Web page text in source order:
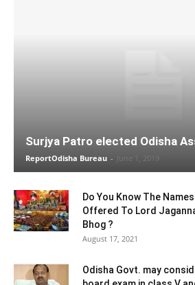
Surjya Patro elected Odisha
ReportOdisha Bureau - June 1, 2019
Do You Know The
Offered To Lord
Bhog ?
August 17, 2021
Odisha Govt. may